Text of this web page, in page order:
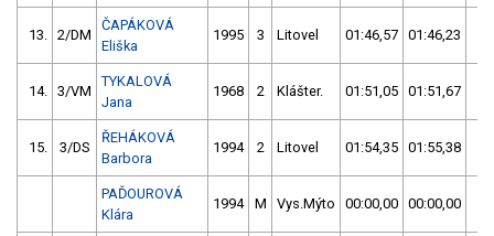
13. 2/DM
ČAPÁKOVÁ
Eliška
1995 3 Litovel 01:46,57 01:46,23
14. 3/VM
TYKALOVÁ
Jana
1968 2 Klášter. 01:51,05 01:51,67
15. 3/DS
ŘEHÁKOVÁ
Barbora
1994 2 Litovel 01:54,35 01:55,38
PAĎOUROVÁ
Klára
1994 M Vys.Mýto 00:00,00 00:00,00